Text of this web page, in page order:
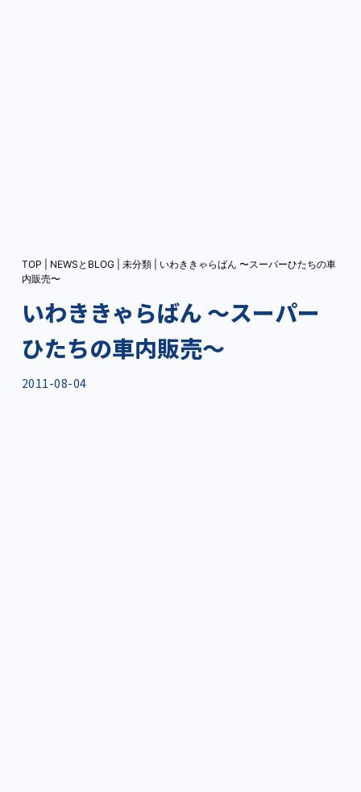
TOP NEWSとBLOG 未分類
いわききゃらばん 〜スーパーひたちの車
内販売〜
いわききゃらばん 〜スーパー
ひたちの車内販売〜
2011-08-04